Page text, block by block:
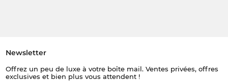
Newsletter
Offrez un peu de luxe à votre boîte mail. Ventes privées, offres
exclusives et bien plus vous attendent !